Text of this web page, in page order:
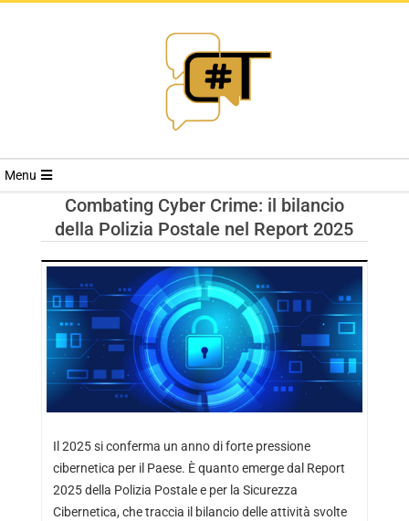
RIVISTA
TRENDS
Menu
Combating Cyber Crime: il bilancio
della Polizia Postale nel Report 2025
Il 2025 si conferma un anno di forte pressione
cibernetica per il Paese. È quanto emerge dal Report
2025 della Polizia Postale e per la Sicurezza
Cibernetica, che traccia il bilancio delle attività svolte